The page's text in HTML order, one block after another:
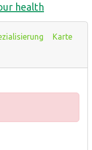
health
Karte